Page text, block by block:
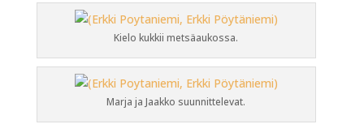
Kielo kukkii metsäaukossa.
Marja ja Jaakko suunnittelevat.